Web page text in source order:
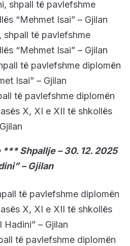
shpall të pavlefshme
“Mehmet Isai” – Gjilan
shpall të pavlefshme
“Mehmet Isai” – Gjilan
të pavlefshme diplomën
Isai” – Gjilan
të pavlefshme diplomën
X, XI e XII të shkollës
Shpallje – 30. 12. 2025
– Gjilan
të pavlefshme diplomën
X, XI e XII të shkollës
Hadini” – Gjilan
të pavlefshme diplomën